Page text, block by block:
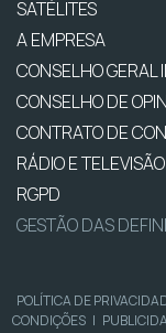
SATÉLITES
A EMPRESA
CONSELHO GERAL
CONSELHO DE
CONTRATO DE
RÁDIO E TELEVISÃO
RGPD
GESTÃO DAS
POLÍTICA DE
CONDIÇÕES |